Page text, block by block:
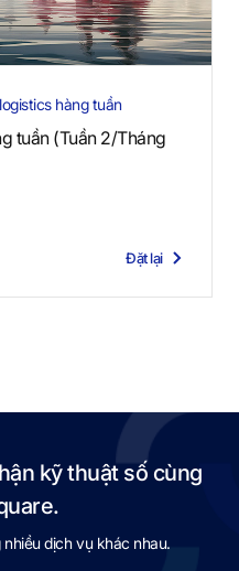
hàng tuần
tuần (Tuần 2/Tháng
Đặt lại
kỹ thuật số cùng
dịch vụ khác nhau.